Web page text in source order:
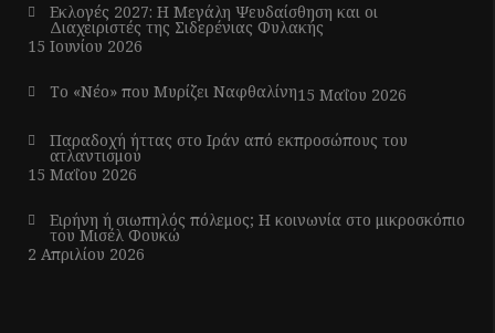
Εκλογές 2027: Η Μεγάλη Ψευδαίσθηση και οι
Διαχειριστές της Σιδερένιας Φυλακής
15 Ιουνίου 2026
Το «Νέο» που Μυρίζει Ναφθαλίνη15 Μαΐου 2026
Παραδοχή ήττας στο Ιράν από εκπροσώπους του
ατλαντισμού
15 Μαΐου 2026
Ειρήνη ή σιωπηλός πόλεμος; Η κοινωνία στο μικροσκόπιο
του Μισέλ Φουκώ
2 Απριλίου 2026